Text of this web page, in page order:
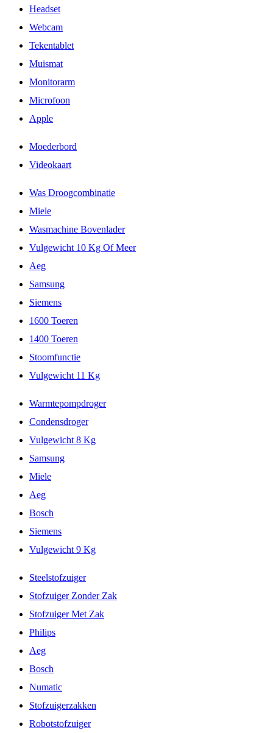
Headset
Webcam
Tekentablet
Muismat
Monitorarm
Microfoon
Apple
Moederbord
Videokaart
Was Droogcombinatie
Miele
Wasmachine Bovenlader
Vulgewicht 10 Kg Of Meer
Aeg
Samsung
Siemens
1600 Toeren
1400 Toeren
Stoomfunctie
Vulgewicht 11 Kg
Warmtepompdroger
Condensdroger
Vulgewicht 8 Kg
Samsung
Miele
Aeg
Bosch
Siemens
Vulgewicht 9 Kg
Steelstofzuiger
Stofzuiger Zonder Zak
Stofzuiger Met Zak
Philips
Aeg
Bosch
Numatic
Stofzuigerzakken
Robotstofzuiger